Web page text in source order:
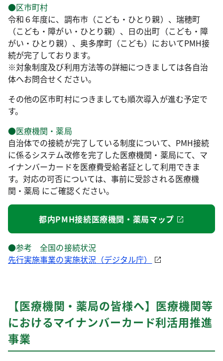
●区市町村
令和６年度に、調布市（こども‧ひとり親）、瑞穂町
（こども‧障がい‧ひとり親）、日の出町（こども‧障
がい‧ひとり親）、奥多摩町（こども）においてPMH接
続が完了しております。
※対象制度及び利用方法等の詳細につきましては各自治
体へお問合せください。
その他の区市町村につきましても順次導入が進む予定で
す。
●医療機関・薬局
自治体での接続が完了している制度について、PMH接続
に係るシステム改修を完了した医療機関・薬局にて、マ
イナンバーカードを医療費受給者証として利用できま
す。対応の可否については、事前に受診される医療機
関・薬局 にご確認ください。
都内PMH接続医療機関・薬局マップ
●参考 全国の接続状況
先行実施事業の実施状況（デジタル庁）
【医療機関・薬局の皆様へ】医療機関等
におけるマイナンバーカード利活用推進
事業